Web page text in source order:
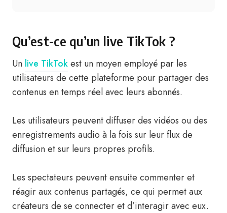
Qu’est-ce qu’un live TikTok ?
Un live TikTokest un moyen employé par les
utilisateurs de cette plateforme pour partager des
contenus en temps réel avec leurs abonnés.
Les utilisateurs peuvent diffuser des vidéos ou des
enregistrements audio à la fois sur leur flux de
diffusion et sur leurs propres profils.
Les spectateurs peuvent ensuite commenter et
réagir aux contenus partagés, ce qui permet aux
créateurs de se connecter et d’interagir avec eux.